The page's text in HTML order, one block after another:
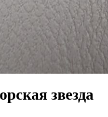
звезда